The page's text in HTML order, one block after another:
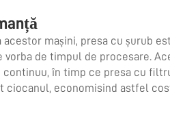
mașini, presa cu șurub
vorba de timpul de procesare.
în timp ce presa cu
ciocanul, economisind astfel